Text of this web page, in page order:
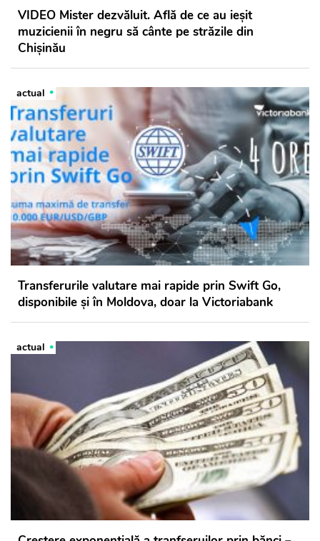
VIDEO Mister dezvăluit. Află de ce au ieşit
muzicienii în negru să cânte pe străzile din
Chişinău
actual
Transferurile valutare mai rapide prin Swift Go,
disponibile și în Moldova, doar la Victoriabank
actual